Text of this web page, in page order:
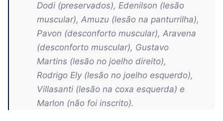
Dodi (preservados), Edenilson (lesão
muscular), Amuzu (lesão na panturrilha),
Pavon (desconforto muscular), Aravena
(desconforto muscular), Gustavo
Martins (lesão no joelho direito),
Rodrigo Ely (lesão no joelho esquerdo),
Villasanti (lesão na coxa esquerda) e
Marlon (não foi inscrito).